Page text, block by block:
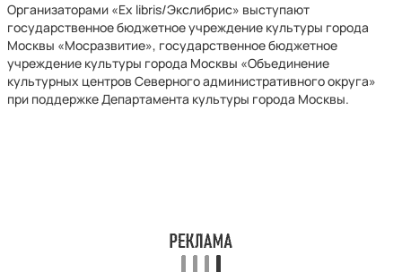
Организаторами «Ex libris/Экслибрис» выступают
государственное бюджетное учреждение культуры города
Москвы «Мосразвитие», государственное бюджетное
учреждение культуры города Москвы «Объединение
культурных центров Северного административного округа»
при поддержке Департамента культуры города Москвы.